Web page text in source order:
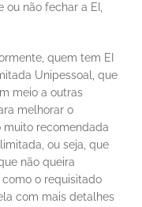
não fechar a EI,
quem tem EI
Unipessoal, que
meio a outras
melhorar o
muito recomendada
ou seja, que
não queira
o requisitado
com mais detalhes